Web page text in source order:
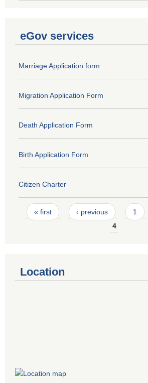
eGov services
Marriage Application form
Migration Application Form
Death Application Form
Birth Application Form
Citizen Charter
Pages
« first ‹ previous 1
4
Location